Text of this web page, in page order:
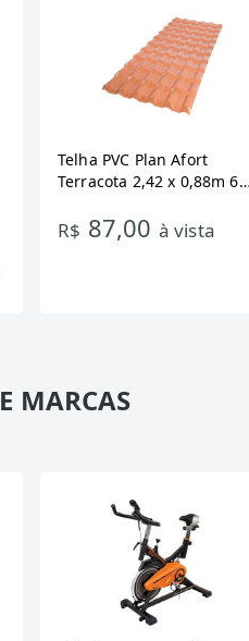
Telha PVC Plan Afort
Terracota 2,42 x 0,88m 6
R$ 87,00 à vista
MARCAS